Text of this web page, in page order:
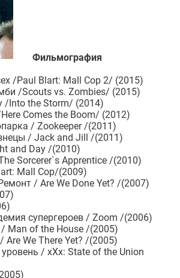
Фильмография
/Paul Blart: Mall Cop 2/ (2015)
/Scouts vs. Zombies/ (2015)
/Into the Storm/ (2014)
Comes the Boom/ (2012)
/ Zookeeper /(2011)
/ Jack and Jill /(2011)
and Day /(2010)
Sorcerer`s Apprentice /(2010)
Mall Cop/(2009)
/ Are We Done Yet? /(2007)
супергероев / Zoom /(2006)
Man of the House /(2005)
Are We There Yet? /(2005)
/ xXx: State of the Union